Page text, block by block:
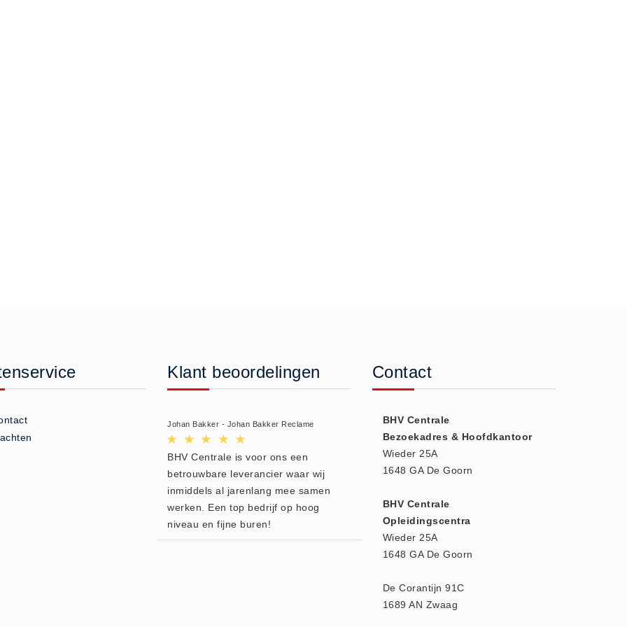
Klant beoordelingen
Johan Bakker - Johan Bakker Reclame
BHV Centrale is voor ons een
betrouwbare leverancier waar wij
inmiddels al jarenlang mee samen
werken. Een top bedrijf op hoog
niveau en fijne buren!
Contact
BHV Centrale
Bezoekadres & Hoofdkantoor
Wieder 25A
1648 GA De Goorn
BHV Centrale
Opleidingscentra
Wieder 25A
1648 GA De Goorn
De Corantijn 91C
1689 AN Zwaag